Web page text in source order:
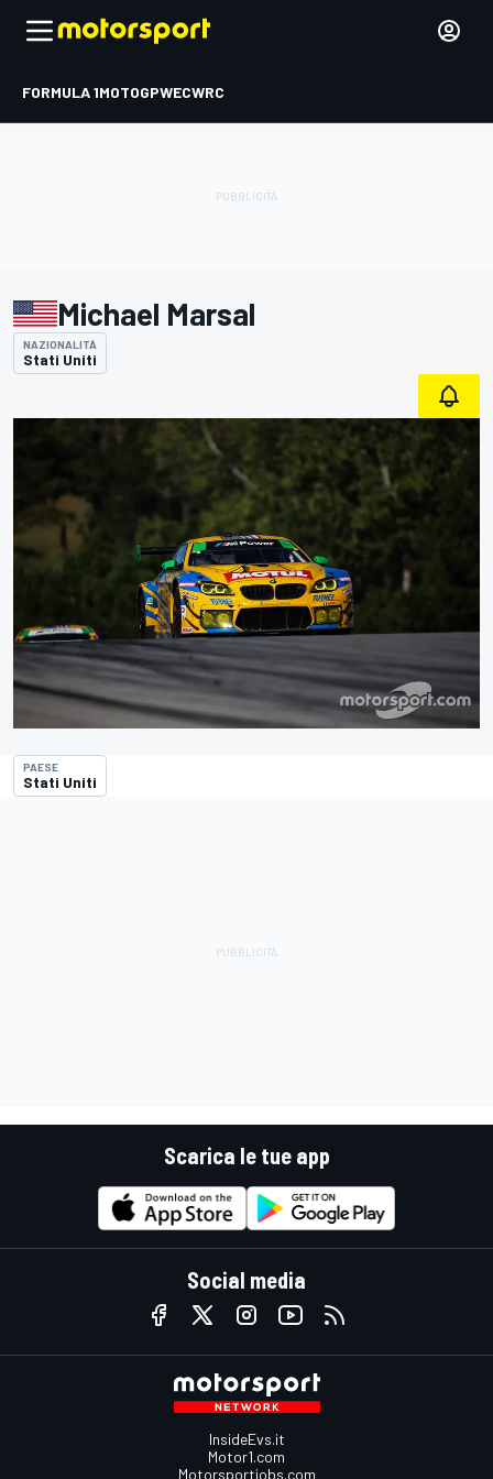
FORMULA 1MOTOGPWECWRC
Michael Marsal
NAZIONALITÀ
Stati Uniti
PAESE
Stati Uniti
Scarica le tue app
Social media
InsideEvs.it
Motor1.com
Motorsportjobs.com